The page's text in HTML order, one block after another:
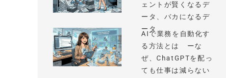
ェントが賢くなるデ
ータ、バカになるデ
ータ
AIで業務を自動化す
る方法とは ーな
ぜ、ChatGPTを配っ
ても仕事は減らない